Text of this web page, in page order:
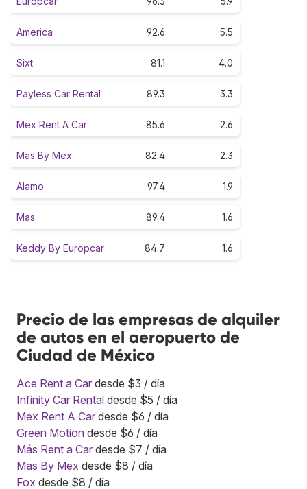
America 92.6 5.5
Sixt 81.1 4.0
Payless Car Rental 89.3 3.3
Mex Rent A Car 85.6 2.6
Mas By Mex 82.4 2.3
Alamo 97.4 1.9
Mas 89.4 1.6
Keddy By Europcar 84.7 1.6
Precio de las empresas de alquiler
de autos en el aeropuerto de
Ciudad de México
Ace Rent a Car desde $3 / día
Infinity Car Rental desde $5 / día
Mex Rent A Car desde $6 / día
Green Motion desde $6 / día
Más Rent a Car desde $7 / día
Mas By Mex desde $8 / día
Fox desde $8 / día